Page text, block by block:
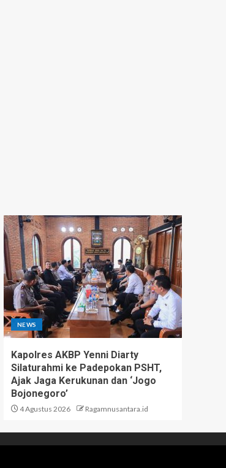
NEWS
Kapolres AKBP Yenni Diarty
Silaturahmi ke Padepokan PSHT,
Ajak Jaga Kerukunan dan ‘Jogo
Bojonegoro’
4 Agustus 2026 Ragamnusantara.id